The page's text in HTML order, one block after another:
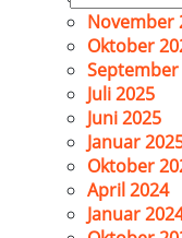
nach:
November
Oktober
September
Juli 2025
Juni 2025
Januar
Oktober
April 2024
Januar